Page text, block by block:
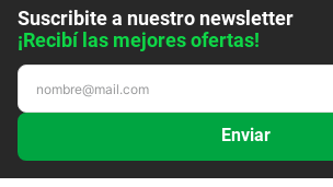
Suscribite a nuestro newsletter
¡Recibí las mejores ofertas!
Enviar